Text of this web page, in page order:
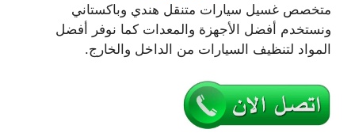
متخصص غسيل سيارات متنقل هندي وباكستاني
ونستخدم أفضل الأجهزة والمعدات كما نوفر أفضل
المواد لتنظيف السيارات من الداخل والخارج.